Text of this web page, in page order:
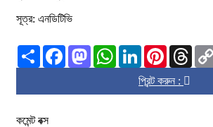
সূত্র: এনডিটিভি
Share FacebookMastodonWhatsAppLinkedInPinterest
প্রিন্ট করুন :
কমেন্ট বক্স